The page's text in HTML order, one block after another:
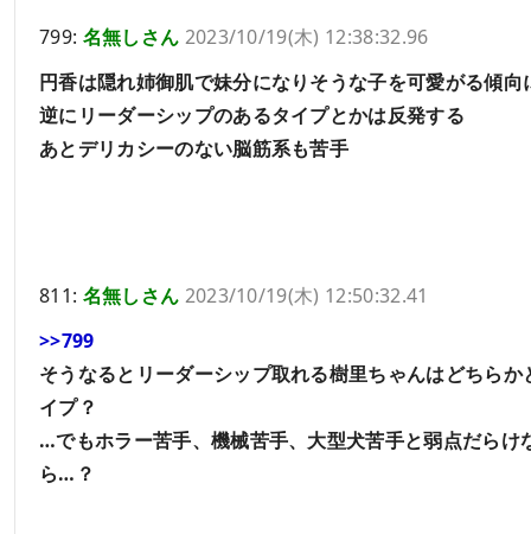
799: 名無しさん 2023/10/19(木) 12:38:32.96
円香は隠れ姉御肌で妹分になりそうな子を可愛がる傾向
逆にリーダーシップのあるタイプとかは反発する
あとデリカシーのない脳筋系も苦手
811: 名無しさん 2023/10/19(木) 12:50:32.41
>>799
そうなるとリーダーシップ取れる樹里ちゃんはどちら
イプ？
…でもホラー苦手、機械苦手、大型犬苦手と弱点だらけ
ら…？